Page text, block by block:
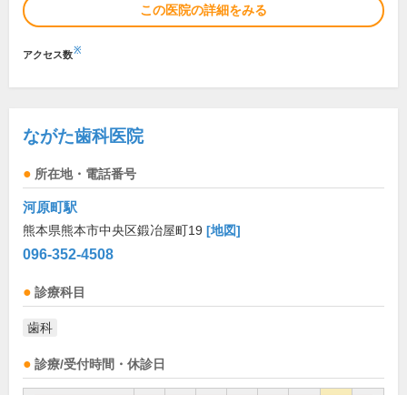
この医院の詳細をみる
アクセス数※
ながた歯科医院
所在地・電話番号
河原町駅
熊本県熊本市中央区鍛冶屋町19 [地図]
096-352-4508
診療科目
歯科
診療/受付時間・休診日